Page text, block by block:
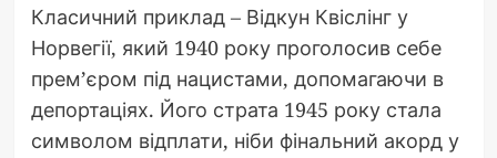
Класичний приклад – Відкун Квіслінг у
Норвегії, який 1940 року проголосив себе
прем’єром під нацистами, допомагаючи в
депортаціях. Його страта 1945 року стала
символом відплати, ніби фінальний акорд у